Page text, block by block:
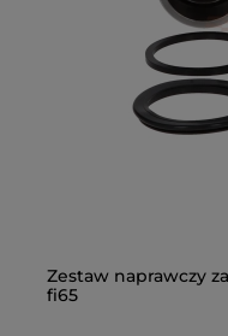
Zestaw naprawczy
fi65